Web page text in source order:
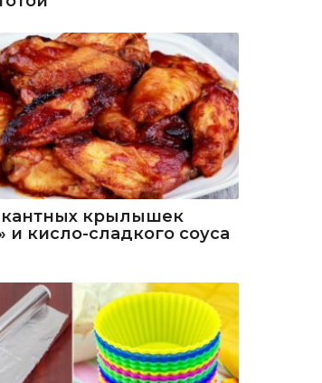
крылышек
и кисло-сладкого соуса